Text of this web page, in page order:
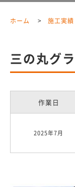
ホーム 施工実績
三の丸グ
作業日
2025年7月